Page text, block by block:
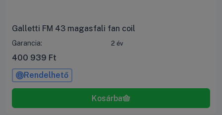
Galletti FM 43 magasfali fan coil
Garancia: 2 év
400 939 Ft
Rendelhető